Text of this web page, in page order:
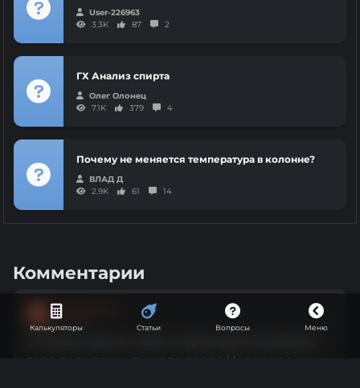
Калькуляторы Статьи Вопросы Меню
User-226963
3.3K
87 2
ГХ Анализ спирта
Олег Олонец
7.1K
379 4
Почему не меняется температура в колонне?
ВЛАД Д
2.9K
61 14
Комментарии
Захарченко
года два,что ни дыня,то трава.Наверное